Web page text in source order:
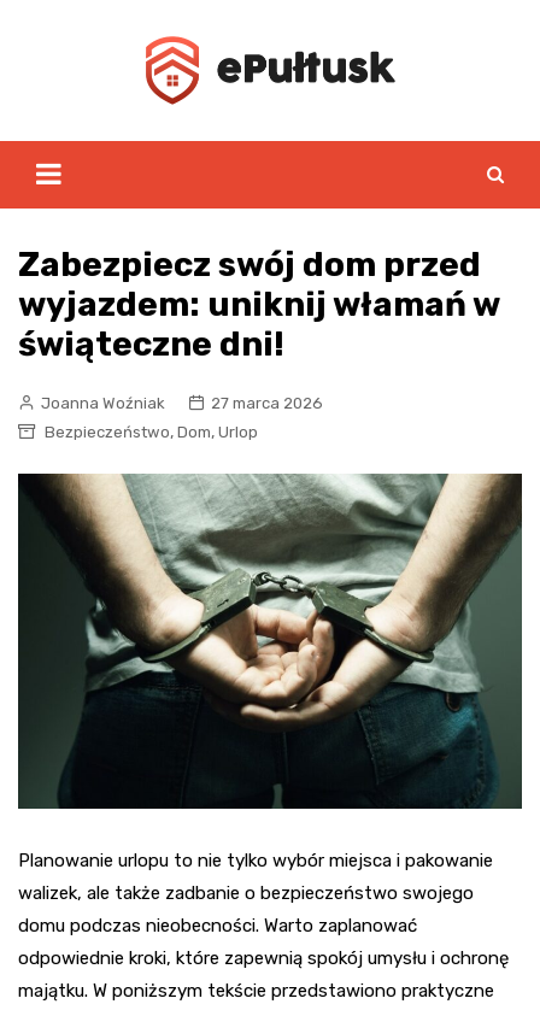
Zabezpiecz swój dom przed
wyjazdem: uniknij włamań w
świąteczne dni!
Joanna Woźniak
27 marca 2026
Bezpieczeństwo, Dom, Urlop
Planowanie urlopu to nie tylko wybór miejsca i pakowanie
walizek, ale także zadbanie o bezpieczeństwo swojego
domu podczas nieobecności. Warto zaplanować
odpowiednie kroki, które zapewnią spokój umysłu i ochronę
majątku. W poniższym tekście przedstawiono praktyczne